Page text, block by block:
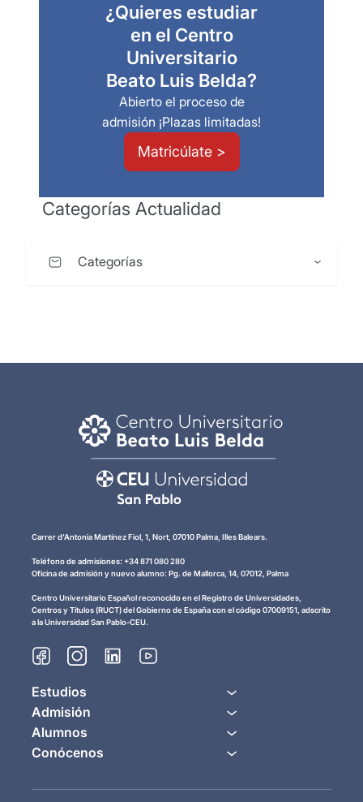
¿Quieres estudiar
en el Centro
Universitario
Beato Luis Belda?
Abierto el proceso de
admisión ¡Plazas limitadas!
Matricúlate >
Categorías Actualidad
Categorías
Carrer d’Antonia Martínez Fiol, 1, Nort, 07010 Palma, Illes Balears.
Teléfono de admisiones: +34 871 080 280
Oficina de admisión y nuevo alumno: Pg. de Mallorca, 14, 07012, Palma
Centro Universitario Español reconocido en el Registro de Universidades,
Centros y Títulos (RUCT) del Gobierno de España con el código 07009151, adscrito
a la Universidad San Pablo-CEU.
Estudios
Admisión
Alumnos
Conócenos